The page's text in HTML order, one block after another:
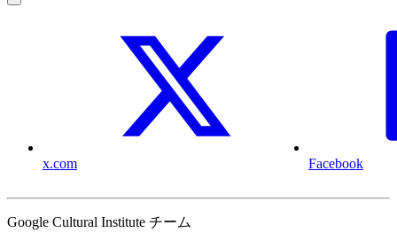
x.com Facebook
Google Cultural Institute チーム